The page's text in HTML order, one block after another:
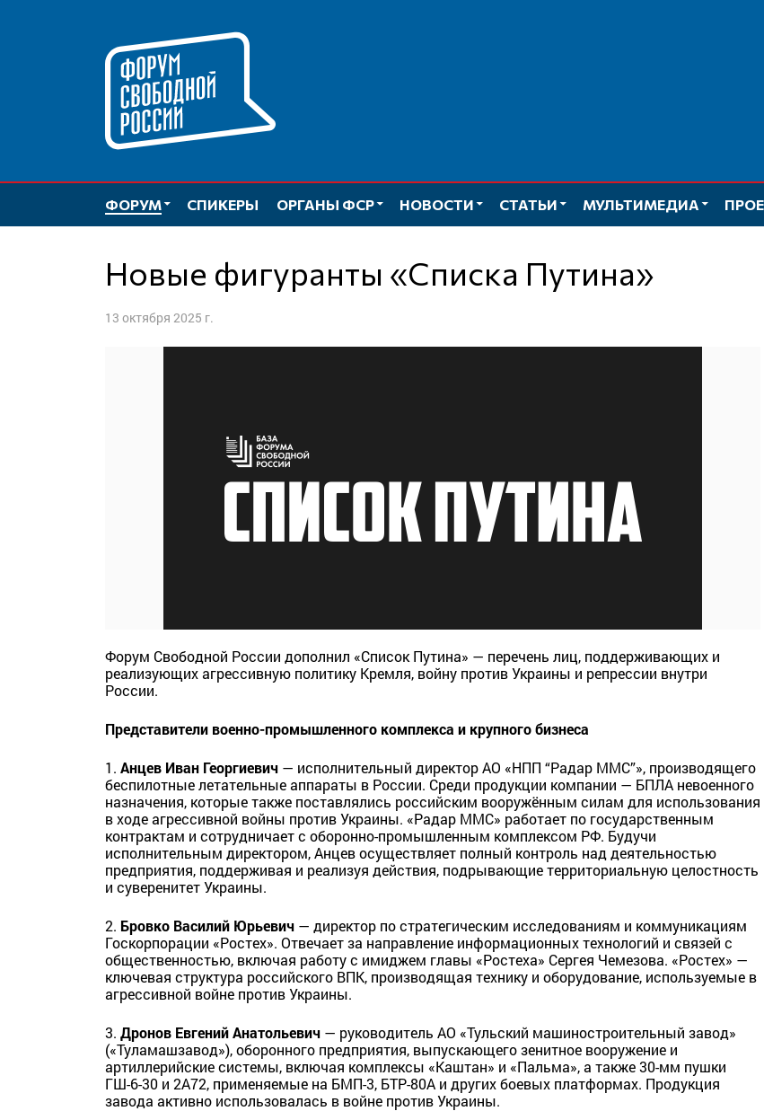
ФОРУМ СПИКЕРЫ ОРГАНЫ ФСР НОВОСТИ СТАТЬИ МУЛЬТИМЕДИА
Новые фигуранты «Списка Путина»
13 октября 2025 г.
Форум Свободной России дополнил «Список Путина» — перечень лиц, поддерживающих и
реализующих агрессивную политику Кремля, войну против Украины и репрессии внутри
России.
Представители военно-промышленного комплекса и крупного бизнеса
1. Анцев Иван Георгиевич — исполнительный директор АО «НПП “Радар ММС”», производящего
беспилотные летательные аппараты в России. Среди продукции компании — БПЛА невоенного
назначения, которые также поставлялись российским вооружённым силам для использования
в ходе агрессивной войны против Украины. «Радар ММС» работает по государственным
контрактам и сотрудничает с оборонно-промышленным комплексом РФ. Будучи
исполнительным директором, Анцев осуществляет полный контроль над деятельностью
предприятия, поддерживая и реализуя действия, подрывающие территориальную целостность
и суверенитет Украины.
2. Бровко Василий Юрьевич — директор по стратегическим исследованиям и коммуникациям
Госкорпорации «Ростех». Отвечает за направление информационных технологий и связей с
общественностью, включая работу с имиджем главы «Ростеха» Сергея Чемезова. «Ростех» —
ключевая структура российского ВПК, производящая технику и оборудование, используемые в
агрессивной войне против Украины.
3. Дронов Евгений Анатольевич — руководитель АО «Тульский машиностроительный завод»
(«Туламашзавод»), оборонного предприятия, выпускающего зенитное вооружение и
артиллерийские системы, включая комплексы «Каштан» и «Пальма», а также 30-мм пушки
ГШ-6-30 и 2А72, применяемые на БМП-3, БТР-80А и других боевых платформах. Продукция
завода активно использовалась в войне против Украины.